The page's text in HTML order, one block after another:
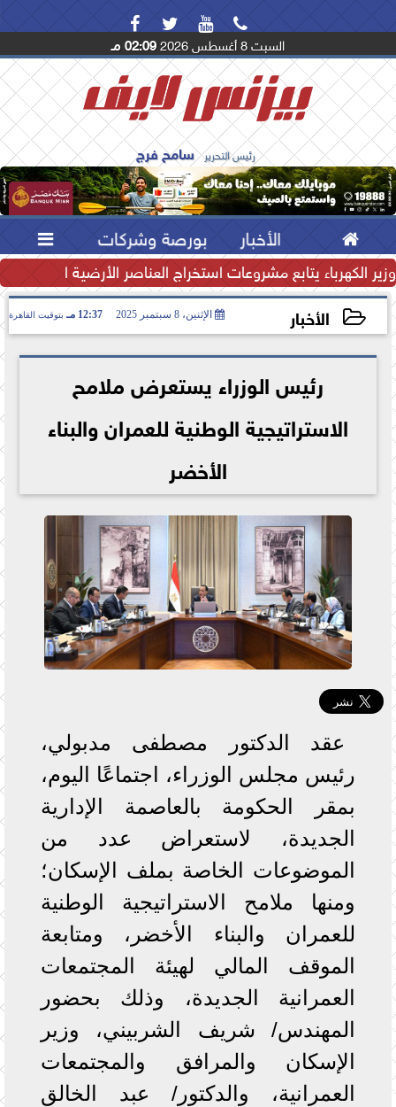
   
السبت 8 أغسطس 2026 02:09 مـ
رئيس التحرير سامح فرج
 الأخبار بورصة وشركات 
النقدي يرتفع إلى...
وزير الكهرباء يتابع مشروعات استخراج العناصر الأرضية النادرة
الأخبار الإثنين، 8 سبتمبر 2025 12:37 مـ بتوقيت القاهرة
2025-09-08 12:37:19
رئيس الوزراء يستعرض ملامح
الاستراتيجية الوطنية للعمران والبناء
الأخضر
عقد الدكتور مصطفى مدبولي،
رئيس مجلس الوزراء، اجتماعًا اليوم،
بمقر الحكومة بالعاصمة الإدارية
الجديدة، لاستعراض عدد من
الموضوعات الخاصة بملف الإسكان؛
ومنها ملامح الاستراتيجية الوطنية
للعمران والبناء الأخضر، ومتابعة
الموقف المالي لهيئة المجتمعات
العمرانية الجديدة، وذلك بحضور
المهندس/ شريف الشربيني، وزير
الإسكان والمرافق والمجتمعات
العمرانية، والدكتور/ عبد الخالق